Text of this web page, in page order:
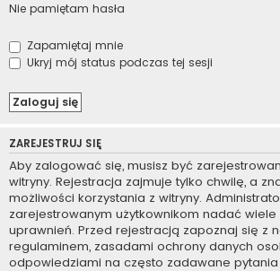
Nie pamiętam hasła
Zapamiętaj mnie
Ukryj mój status podczas tej sesji
ZAREJESTRUJ SIĘ
Aby zalogować się, musisz być
witryny. Rejestracja zajmuje tylko chwilę, a
możliwości korzystania z witryny.
zarejestrowanym użytkownikom nadać
uprawnień. Przed rejestracją zapoznaj się z
regulaminem, zasadami ochrony danych
odpowiedziami na często zadawane pytania